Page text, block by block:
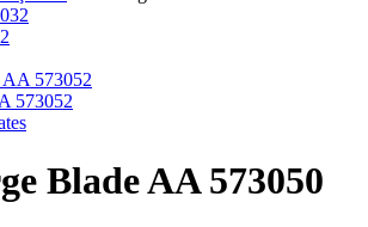
573052
Blade AA 573050